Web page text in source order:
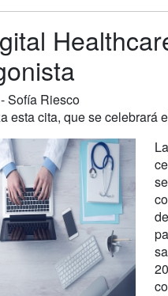
Sofía Riesco
esta cita, que se celebrará